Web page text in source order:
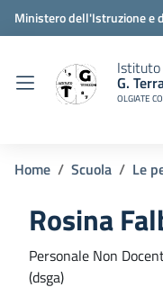
Ministero dell'Istruzione e
Istituto
G.
OLGIATE
Home Scuola Le
Rosina
Personale Non
(dsga)